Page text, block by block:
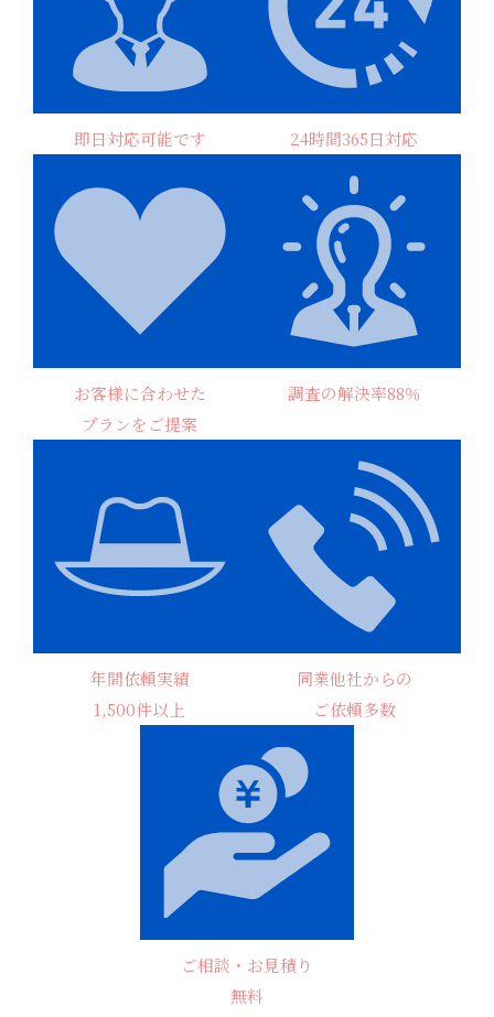
即日対応可能です 24時間365日対応
お客様に合わせた
プランをご提案
調査の解決率88％
年間依頼実績
1,500件以上
同業他社からの
ご依頼多数
ご相談・お見積り
無料